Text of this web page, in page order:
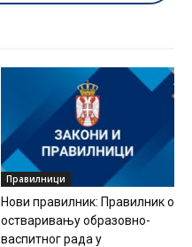
Правилници
Нови правилник: Правилник о
остваривању образовно-
васпитног рада у